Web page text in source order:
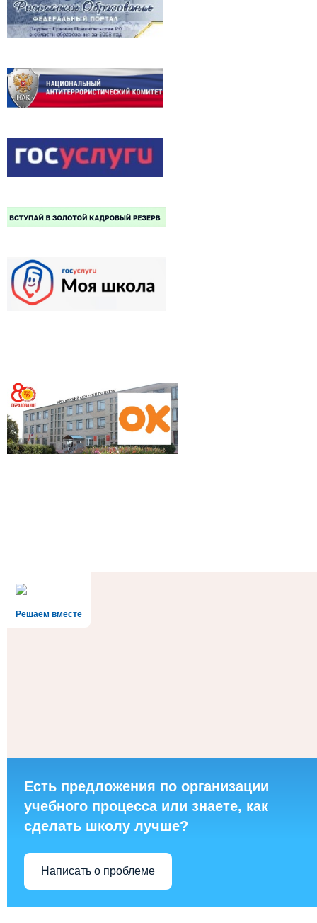
Решаем вместе
Есть предложения по организации
учебного процесса или знаете, как
сделать школу лучше?
Написать о проблеме